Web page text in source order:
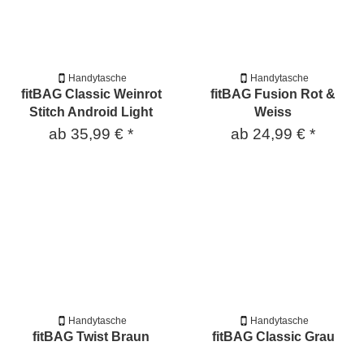
Handytasche
fitBAG Classic Weinrot
Stitch Android Light
ab 35,99 € *
Handytasche
fitBAG Fusion Rot &
Weiss
ab 24,99 € *
Handytasche
fitBAG Twist Braun
Handytasche
fitBAG Classic Grau